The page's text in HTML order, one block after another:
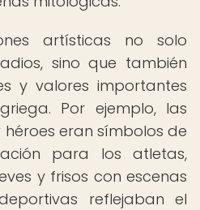
artísticas no solo
sino que también
y valores importantes
Por ejemplo, las
eran símbolos de
para los atletas,
y frisos con escenas
reflejaban el